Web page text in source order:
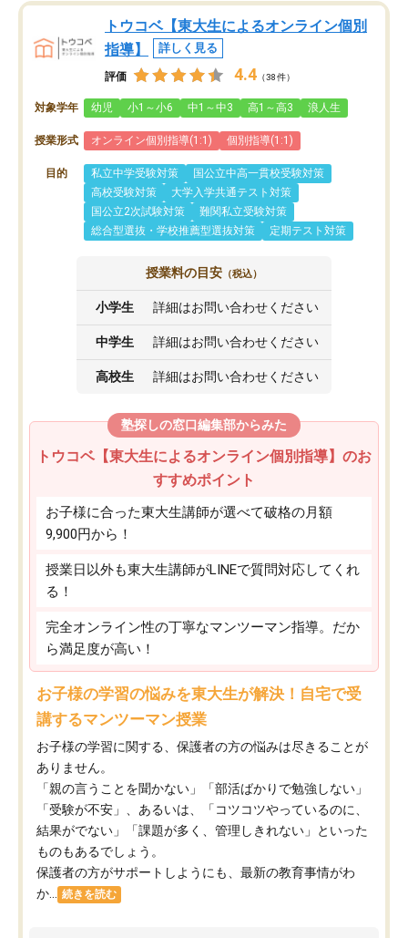
トウコベ【東大生によるオンライン個別
指導】
詳しく見る
評価 4.4 （38件）
対象学年 幼児 小1～小6 中1～中3 高1～高3 浪人生
授業形式 オンライン個別指導(1:1) 個別指導(1:1)
目的 私立中学受験対策
国公立中高一貫校受験対策
高校受験対策
大学入学共通テスト対策
国公立2次試験対策
難関私立受験対策
総合型選抜・学校推薦型選抜対策
定期テスト対策
授業料の目安 （税込）
小学生 詳細はお問い合わせください
中学生 詳細はお問い合わせください
高校生 詳細はお問い合わせください
塾探しの窓口編集部からみた
トウコベ【東大生によるオンライン個別指導】のお
すすめポイント
お子様に合った東大生講師が選べて破格の月額
9,900円から！
授業日以外も東大生講師がLINEで質問対応してくれ
る！
完全オンライン性の丁寧なマンツーマン指導。だか
ら満足度が高い！
お子様の学習の悩みを東大生が解決！自宅で受
講するマンツーマン授業
お子様の学習に関する、保護者の方の悩みは尽きることが
ありません。
「親の言うことを聞かない」「部活ばかりで勉強しない」
「受験が不安」、あるいは、「コツコツやっているのに、
結果がでない」「課題が多く、管理しきれない」といった
ものもあるでしょう。
保護者の方がサポートしようにも、最新の教育事情がわ
か...
続きを読む